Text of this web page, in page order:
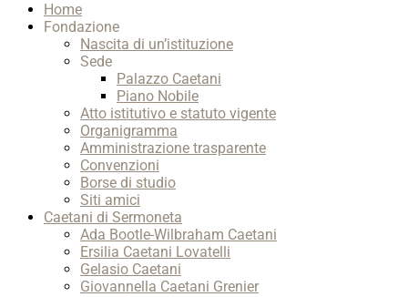
Home
Fondazione
Nascita di un’istituzione
Sede
Palazzo Caetani
Piano Nobile
Atto istitutivo e statuto vigente
Organigramma
Amministrazione trasparente
Convenzioni
Borse di studio
Siti amici
Caetani di Sermoneta
Ada Bootle-Wilbraham Caetani
Ersilia Caetani Lovatelli
Gelasio Caetani
Giovannella Caetani Grenier